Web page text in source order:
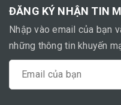
ĐĂNG KÝ NHẬN TIN
Nhập vào email của bạn
những thông tin khuyến